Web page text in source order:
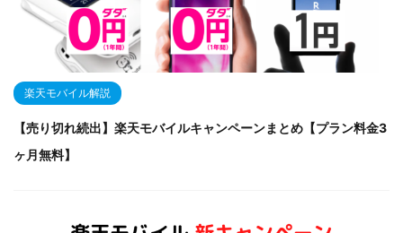
楽天モバイル解説
【売り切れ続出】楽天モバイルキャンペーンまとめ【プラン料金3
ヶ月無料】